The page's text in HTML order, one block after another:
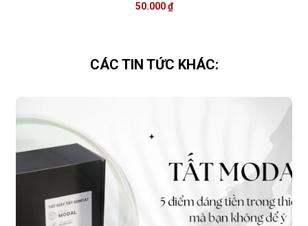
50.000 ₫
CÁC TIN TỨC KHÁC: